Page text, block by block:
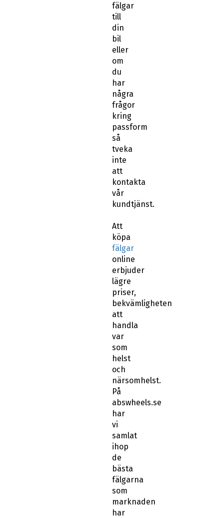
fälgar
till
din
bil
eller
om
du
har
några
frågor
kring
passform
så
tveka
inte
att
kontakta
vår
kundtjänst.
Att
köpa
fälgar
online
erbjuder
lägre
priser,
bekvämligheten
att
handla
var
som
helst
och
närsomhelst.
På
abswheels.se
har
vi
samlat
ihop
de
bästa
fälgarna
som
marknaden
har